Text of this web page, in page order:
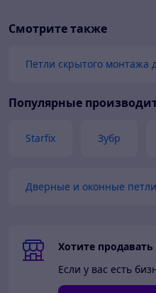
Смотрите также
Петли скрытого монтажа
Популярные
Starfix Зубр
Дверные и оконные
Хотите продавать
Если у вас есть